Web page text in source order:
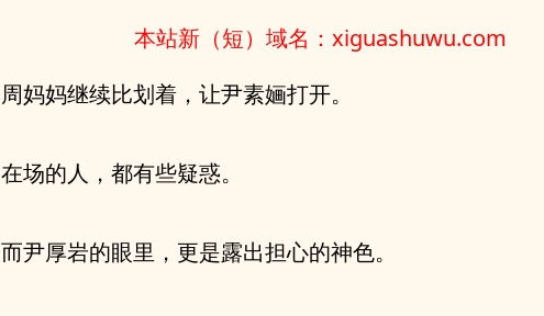
本站新（短）域名：xiguashuwu.com
周妈妈继续比划着，让尹素婳打开。
在场的人，都有些疑惑。
而尹厚岩的眼里，更是露出担心的神色。